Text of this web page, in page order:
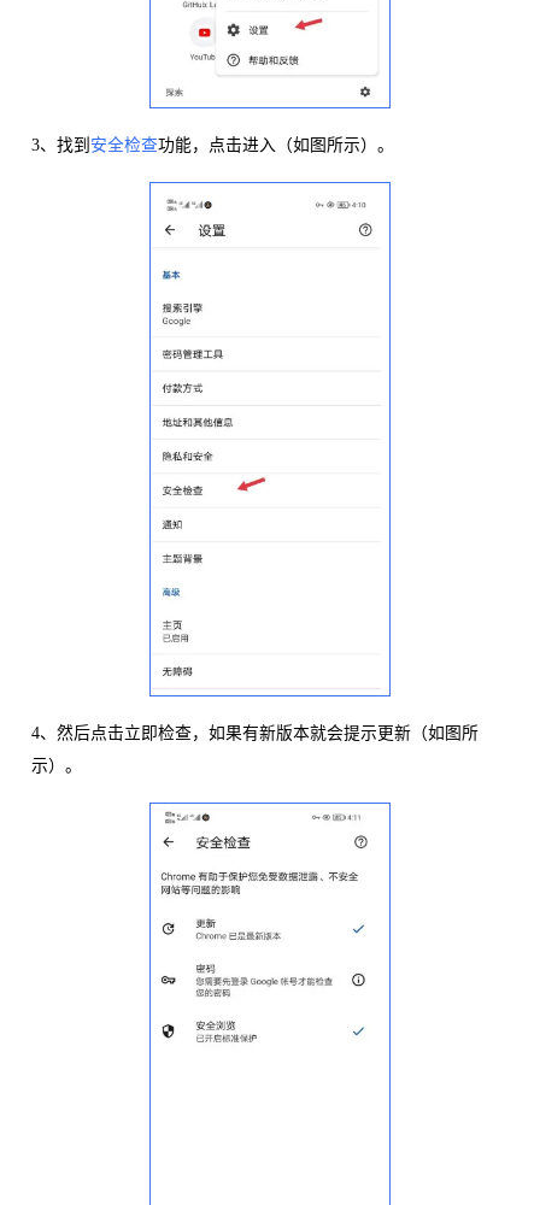
3、找到 安全检查功能，点击进入（如图所示）。
4、然后点击立即检查，如果有新版本就会提示更新（如图所
示）。